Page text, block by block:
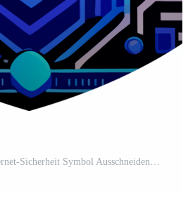
modern Technologie Internet-Sicherheit Symbol Ausschneiden Kostenloses PNG